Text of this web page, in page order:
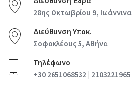
28ης Οκτωβρίου 9, Ιωάννινα
Διεύθυνση Υποκ.
Σοφοκλέους 5, Αθήνα
Τηλέφωνο
+30 2651068532 | 2103221965